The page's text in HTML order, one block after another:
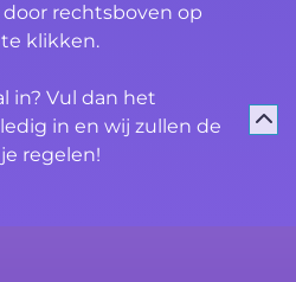
rechtsboven op
klikken.
in? Vul dan het
in en wij zullen de
regelen!